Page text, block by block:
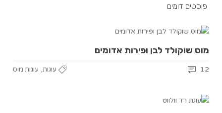
פוסטים דומים
מוס שוקולד לבן ופירות אדומים
עוגות, עוגות מוס 12